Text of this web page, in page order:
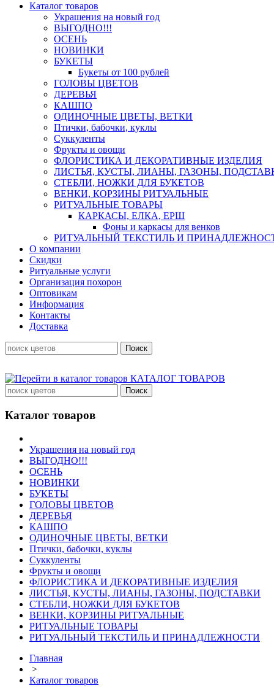
Каталог товаров
Украшения на новый год
ВЫГОДНО!!!
ОСЕНЬ
НОВИНКИ
БУКЕТЫ
Букеты от 100 рублей
ГОЛОВЫ ЦВЕТОВ
ДЕРЕВЬЯ
КАШПО
ОДИНОЧНЫЕ ЦВЕТЫ, ВЕТКИ
Птички, бабочки, куклы
Суккуленты
Фрукты и овощи
ФЛОРИСТИКА И ДЕКОРАТИВНЫЕ ИЗДЕЛИЯ
ЛИСТЬЯ, КУСТЫ, ЛИАНЫ, ГАЗОНЫ,
СТЕБЛИ, НОЖКИ ДЛЯ БУКЕТОВ
ВЕНКИ, КОРЗИНЫ РИТУАЛЬНЫЕ
РИТУАЛЬНЫЕ ТОВАРЫ
КАРКАСЫ, ЕЛКА, ЕРШ
Фоны и каркасы для венков
РИТУАЛЬНЫЙ ТЕКСТИЛЬ И
О компании
Скидки
Ритуальные услуги
Организация похорон
Оптовикам
Информация
Контакты
Доставка
КАТАЛОГ ТОВАРОВ
Каталог товаров
Украшения на новый год
ВЫГОДНО!!!
ОСЕНЬ
НОВИНКИ
БУКЕТЫ
ГОЛОВЫ ЦВЕТОВ
ДЕРЕВЬЯ
КАШПО
ОДИНОЧНЫЕ ЦВЕТЫ, ВЕТКИ
Птички, бабочки, куклы
Суккуленты
Фрукты и овощи
ФЛОРИСТИКА И ДЕКОРАТИВНЫЕ ИЗДЕЛИЯ
ЛИСТЬЯ, КУСТЫ, ЛИАНЫ, ГАЗОНЫ, ПОДСТАВКИ
СТЕБЛИ, НОЖКИ ДЛЯ БУКЕТОВ
ВЕНКИ, КОРЗИНЫ РИТУАЛЬНЫЕ
РИТУАЛЬНЫЕ ТОВАРЫ
РИТУАЛЬНЫЙ ТЕКСТИЛЬ И ПРИНАДЛЕЖНОСТИ
Главная
>
Каталог товаров